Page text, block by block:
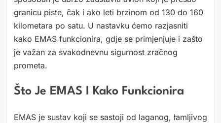
granicu piste, čak i ako leti brzinom od 130 do 160
kilometara po satu. U nastavku ćemo razjasniti
kako EMAS funkcionira, gdje se primjenjuje i zašto
je važan za svakodnevnu sigurnost zračnog
prometa.
Što Je EMAS I Kako Funkcionira
EMAS je sustav koji se sastoji od laganog, łamljivog